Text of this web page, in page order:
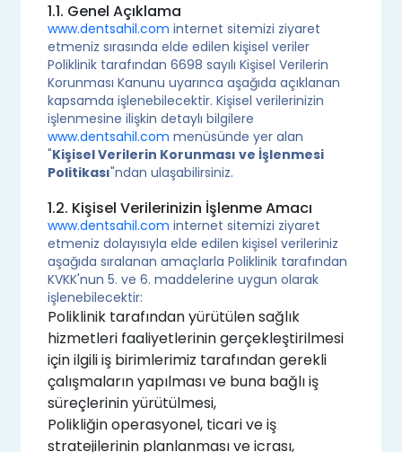
1.1. Genel Açıklama
www.dentsahil.com internet sitemizi ziyaret
etmeniz sırasında elde edilen kişisel veriler
Poliklinik tarafından 6698 sayılı Kişisel Verilerin
Korunması Kanunu uyarınca aşağıda açıklanan
kapsamda işlenebilecektir. Kişisel verilerinizin
işlenmesine ilişkin detaylı bilgilere
www.dentsahil.com menüsünde yer alan
"Kişisel Verilerin Korunması ve İşlenmesi
Politikası"ndan ulaşabilirsiniz.
1.2. Kişisel Verilerinizin İşlenme Amacı
www.dentsahil.com internet sitemizi ziyaret
etmeniz dolayısıyla elde edilen kişisel verileriniz
aşağıda sıralanan amaçlarla Poliklinik tarafından
KVKK'nun 5. ve 6. maddelerine uygun olarak
işlenebilecektir:
Poliklinik tarafından yürütülen sağlık
hizmetleri faaliyetlerinin gerçekleştirilmesi
için ilgili iş birimlerimiz tarafından gerekli
çalışmaların yapılması ve buna bağlı iş
süreçlerinin yürütülmesi,
Polikliğin operasyonel, ticari ve iş
stratejilerinin planlanması ve icrası,